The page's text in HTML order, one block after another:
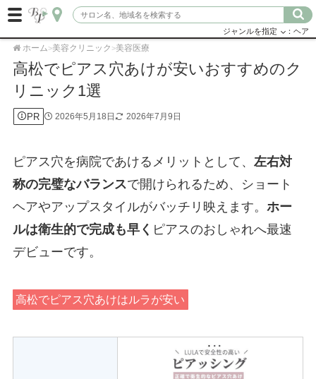
ジャンルを指定 ：ヘア
ホーム>美容クリニック >美容医療
高松でピアス穴あけが安いおすすめのク
リニック1選
PR 2026年5月18日 2026年7月9日
ピアス穴を病院であけるメリットとして、 左右対
称の完璧なバランスで開けられるため、ショート
ヘアやアップスタイルがバッチリ映えます。 ホー
ルは衛生的で完成も早く ピアスのおしゃれへ最速
デビューです。
高松でピアス穴あけはルラが安い